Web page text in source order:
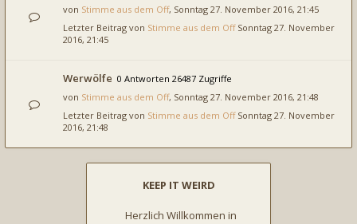
von Stimme aus dem Off, Sonntag 27. November 2016, 21:45
Letzter Beitrag von Stimme aus dem Off Sonntag 27. November
2016, 21:45
Werwölfe 0 Antworten 26487 Zugriffe
von Stimme aus dem Off, Sonntag 27. November 2016, 21:48
Letzter Beitrag von Stimme aus dem Off Sonntag 27. November
2016, 21:48
KEEP IT WEIRD
Herzlich Willkommen in